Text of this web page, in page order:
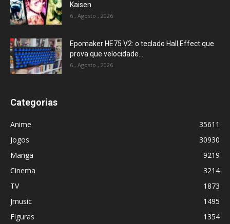
Kaisen
6 , Agosto , 2026
Epomaker HE75 V2: o teclado Hall Effect que
prova que velocidade...
6 , Agosto , 2026
Categorias
Anime
35611
Jogos
30930
Manga
9219
Cinema
3214
TV
1873
Jmusic
1495
Figuras
1354